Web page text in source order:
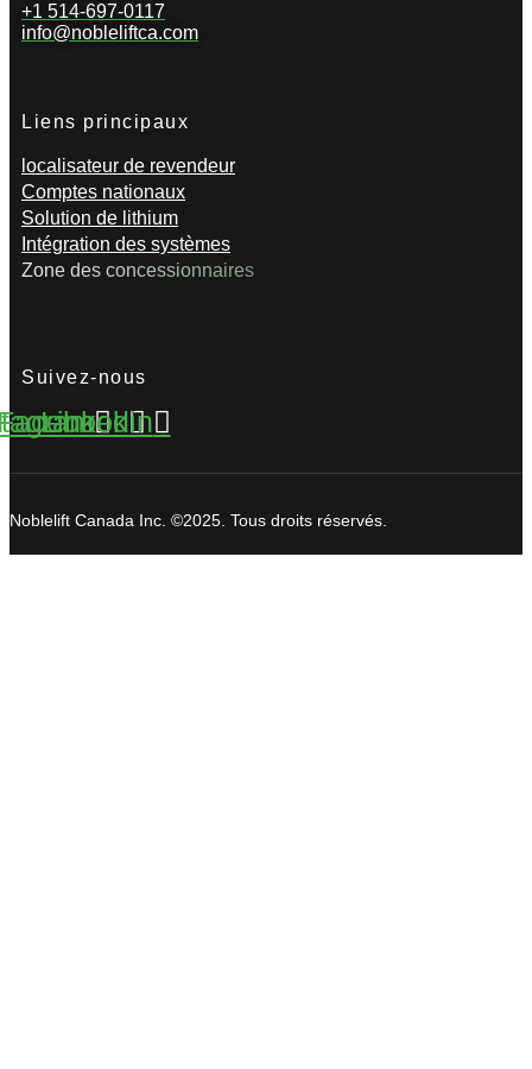
+1 514-697-0117
info@nobleliftca.com
Liens principaux
localisateur de revendeur
Comptes nationaux
Solution de lithium
Intégration des systèmes
Zone des concessionnaires
Suivez-nous
Linkedin
Noblelift Canada Inc. ©2025. Tous droits réservés.